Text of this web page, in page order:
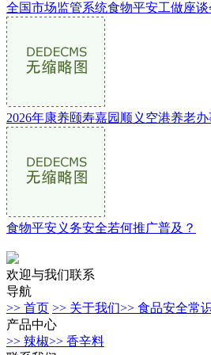
全国市场监管系统食物平安工做座谈
2026年康养颐寿嘉园顺义空港养老
食物平安义务安全若何推广普及？
欢迎与我们联系
导航
>> 首页 >> 关于我们>> 食品安全常
产品中心
>> 辣椒>> 香辛料